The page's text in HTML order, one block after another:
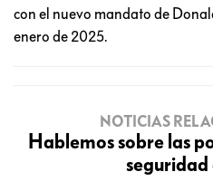
con el nuevo mandato de
enero de 2025.
NOTICIAS
Hablemos sobre las
seguridad